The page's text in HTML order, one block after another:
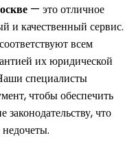
— это отличное
и качественный сервис.
всем
их юридической
специалисты
чтобы обеспечить
законодательству, что